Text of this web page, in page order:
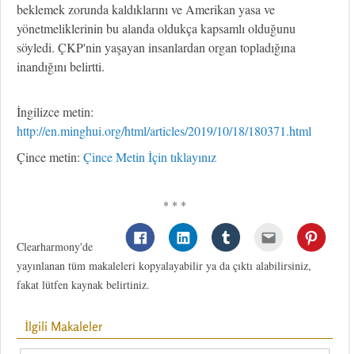
beklemek zorunda kaldıklarını ve Amerikan yasa ve
yönetmeliklerinin bu alanda oldukça kapsamlı olduğunu
söyledi. ÇKP'nin yaşayan insanlardan organ topladığına
inandığını belirtti.
İngilizce metin:
http://en.minghui.org/html/articles/2019/10/18/180371.html
Çince metin: Çince Metin İçin tıklayınız
* * *
Clearharmony'de
yayınlanan tüm makaleleri kopyalayabilir ya da çıktı alabilirsiniz,
fakat lütfen kaynak belirtiniz.
İlgili Makaleler